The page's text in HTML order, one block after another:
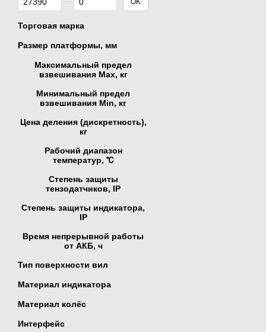
OK
Торговая марка
Размер платформы, мм
Максимальный предел
взвешивания Мах, кг
Минимальный предел
взвешивания Min, кг
Цена деления (дискретность),
кг
Рабочий диапазон
температур, ℃
Степень защиты
тензодатчиков, IP
Степень защиты индикатора,
IP
Время непрерывной работы
от АКБ, ч
Тип поверхности вил
Материал индикатора
Материал колёс
Интерфейс